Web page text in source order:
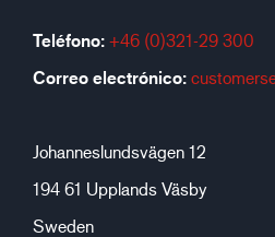
Teléfono: +46 (0)321-29 300
Correo electrónico:
Johanneslundsvägen 12
194 61 Upplands Väsby
Sweden